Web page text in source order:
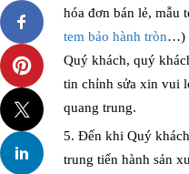
hóa đơn bán lẻ, mẫu
tem bảo hành tròn…)
Quý khách, quý
tin chỉnh sửa xin vui
quang trung.
5. Đến khi Quý
trung tiến hành sản